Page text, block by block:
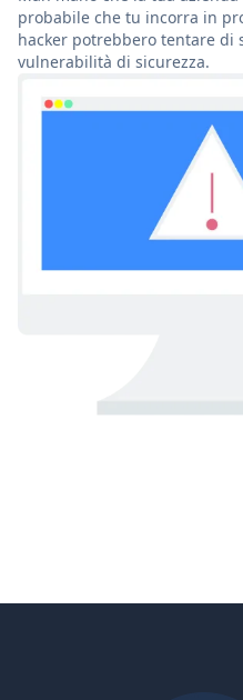
probabile che tu incorra in
hacker potrebbero tentare di
vulnerabilità di sicurezza.